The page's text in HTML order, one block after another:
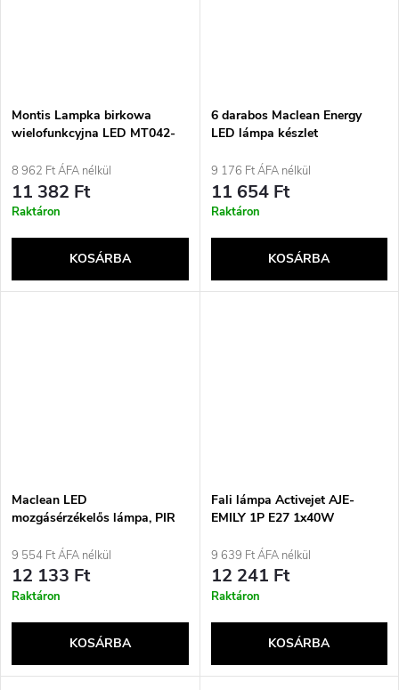
Montis Lampka birkowa
wielofunkcyjna LED MT042-
lámpa 5.7 WF fekete
8 962 Ft ÁFA nélkül
11 382 Ft
Raktáron
KOSÁRBA
6 darabos Maclean Energy
LED lámpa készlet
(MCE165)
9 176 Ft ÁFA nélkül
11 654 Ft
Raktáron
KOSÁRBA
Maclean LED
mozgásérzékelős lámpa, PIR
W, IP65, 1000 lm, semleges
színű, MCE525 B
9 554 Ft ÁFA nélkül
12 133 Ft
Raktáron
KOSÁRBA
Fali lámpa Activejet AJE-
EMILY 1P E27 1x40W
9 639 Ft ÁFA nélkül
12 241 Ft
Raktáron
KOSÁRBA